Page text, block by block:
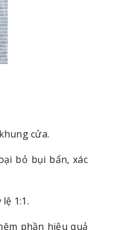
cửa.
bỏ bụi bẩn, xác
1:1.
phần hiệu quả